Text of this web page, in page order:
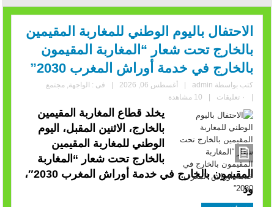
الاحتفال باليوم الوطني للمغاربة المقيمين
بالخارج تحت شعار “المغاربة المقيمون
بالخارج في خدمة أوراش المغرب 2030”
كتب بواسطة admin
| أغسطس 06, 2026 | فى : الواجهة,مجتمع
|
٠ تعليقات | 10 مشاهدة
يخلد قطاع المغاربة المقيمين
بالخارج، الاثنين المقبل، اليوم
الوطني للمغاربة المقيمين
بالخارج تحت شعار “المغاربة
المقيمون بالخارج في خدمة أوراش المغرب 2030″،
وذ